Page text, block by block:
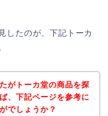
したのが、下記トーカ
がトーカ堂の商品を探
、下記ページを参考に
でしょうか？